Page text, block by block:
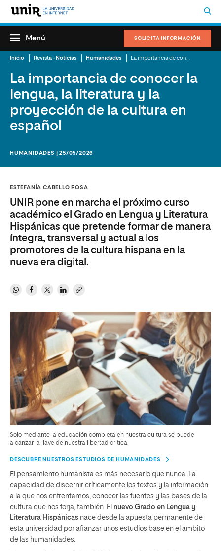
SOLICITA INFORMACIÓN
Menú
Inicio Revista - Noticias Humanidades
La importancia de conocer la
lengua, la literatura y la
proyección de la cultura en
español
HUMANIDADES | 25/05/2026
ESTEFANÍA CABELLO ROSA
UNIR pone en marcha el próximo curso
académico el Grado en Lengua y Literatura
Hispánicas que pretende formar de manera
íntegra, transversal y actual a los
promotores de la cultura hispana en la
nueva era digital.
Solo mediante la educación completa en nuestra cultura se puede
alcanzar la llave de nuestra libertad crítica.
DESCUBRE NUESTROS ESTUDIOS DE HUMANIDADES
El pensamiento humanista es más necesario que nunca. La
capacidad de discernir críticamente los textos y la información
a la que nos enfrentamos, conocer las fuentes y las bases de la
cultura que nos forja, también. El nuevo Grado en Lengua y
Literatura Hispánicas nace desde la apuesta permanente de
esta universidad por afianzar unos estudios base en el ámbito
de las humanidades.